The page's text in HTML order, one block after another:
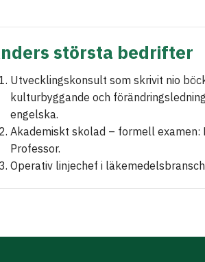
största bedrifter
Utvecklingskonsult som skrivit nio
kulturbyggande och
engelska.
Akademiskt skolad – formell examen:
Professor.
Operativ linjechef i